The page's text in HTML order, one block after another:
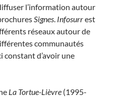
l’information autour
Signes. Infosurrest
réseaux autour de
communautés
constant d’avoir une
La Tortue-Lièvre (1995-